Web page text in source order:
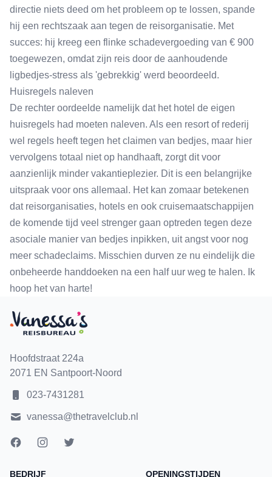
directie niets deed om het probleem op te lossen, spande
hij een rechtszaak aan tegen de reisorganisatie. Met
succes: hij kreeg een flinke schadevergoeding van € 900
toegewezen, omdat zijn reis door de aanhoudende
ligbedjes-stress als 'gebrekkig' werd beoordeeld.
Huisregels naleven
De rechter oordeelde namelijk dat het hotel de eigen
huisregels had moeten naleven. Als een resort of rederij
wel regels heeft tegen het claimen van bedjes, maar hier
vervolgens totaal niet op handhaaft, zorgt dit voor
aanzienlijk minder vakantieplezier. Dit is een belangrijke
uitspraak voor ons allemaal. Het kan zomaar betekenen
dat reisorganisaties, hotels en ook cruisemaatschappijen
de komende tijd veel strenger gaan optreden tegen deze
asociale manier van bedjes inpikken, uit angst voor nog
meer schadeclaims. Misschien durven ze nu eindelijk die
onbeheerde handdoeken na een half uur weg te halen. Ik
hoop het van harte!
Hoofdstraat 224a
2071 EN Santpoort-Noord
023-7431281
vanessa@thetravelclub.nl
BEDRIJF OPENINGSTIJDEN